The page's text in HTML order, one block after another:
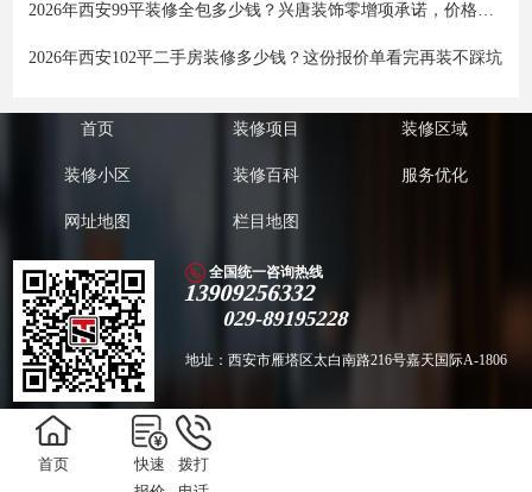
2026年西安99平装修全包多少钱？兴唐装饰零增项承诺，价格透明不踩坑
2026年西安102平二手房装修多少钱？这份报价单看完再装不踩坑
首页 装修项目 装修区域
装修小区 装修百科 服务优化
网址地图 栏目地图
全国统一咨询热线
13909256332
029-89195228
地址：西安市雁塔区太白南路216号嘉天国际A-1806
版权所有 Copyright ©️ 2011-2018西安兴唐饰家装饰工程有限公司 备案号：
首页
快速
拨打